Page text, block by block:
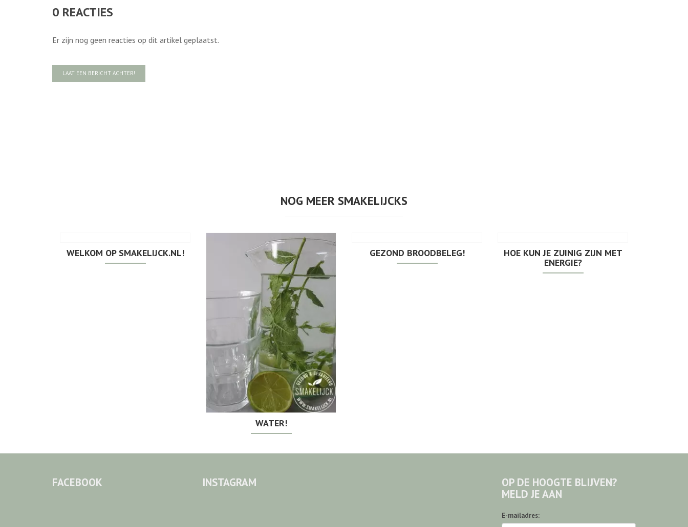
0 REACTIES
Er zijn nog geen reacties op dit artikel geplaatst.
LAAT EEN BERICHT ACHTER!
NOG MEER SMAKELIJCKS
WELKOM OP SMAKELIJCK.NL!
WATER!
GEZOND BROODBELEG!
HOE KUN JE ZUINIG ZIJN MET
ENERGIE?
FACEBOOK INSTAGRAM
OP DE HOOGTE BLIJVEN?
MELD JE AAN
E-mailadres: